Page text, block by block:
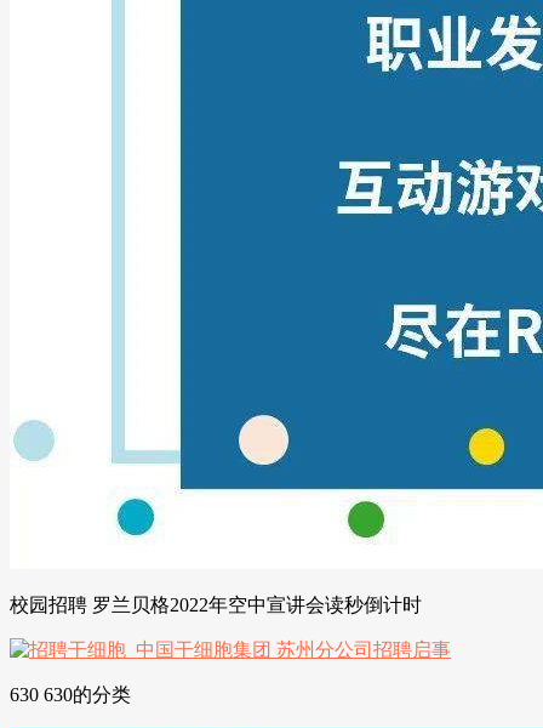
校园招聘 罗兰贝格2022年空中宣讲会读秒倒计时
630 630的分类